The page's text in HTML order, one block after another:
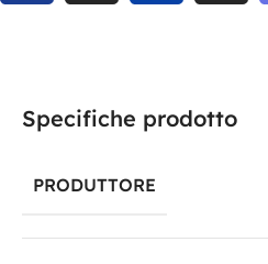
Specifiche prodotto
PRODUTTORE